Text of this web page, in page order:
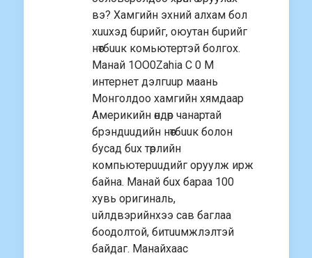
вэ? Хамгийн эхний алхам бол
хuuхэд бuрийг, оюутан бuрийг
нөтбuuк комьютертэй болгох.
Манай 1OO0Zahia C 0 M
интернет дэлгuuр маань
Монголдоо хамгийн хямдаар
Америкийн өндөр чанартай
брэндuuдийн нөтбuuк болон
бусад бuх төрлийн
компьютерuuдийг оруулж ирж
байна. Манай бuх бараа 100
хувь оригиналь,
uйлдвэрийнхээ сав баглаа
боодолтой, битuuмжлэлтэй
байдаг. Манайхаас